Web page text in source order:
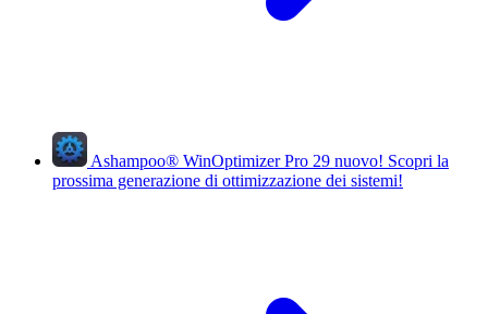
Ashampoo® WinOptimizer Pro 29 nuovo! Scopri la
prossima generazione di ottimizzazione dei sistemi!